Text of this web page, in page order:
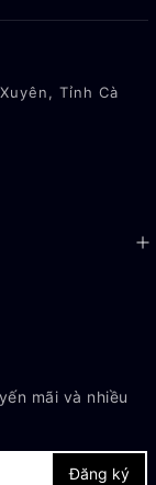
Tỉnh Cà
mãi và nhiều
Đăng ký